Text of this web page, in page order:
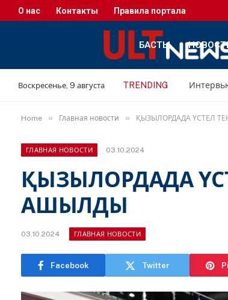
О нас Контакты Правила портала
БАСТЫ
Воскресенье, 9 августа TRENDING
Home » Главная новости » ҚЫЗЫЛОРДАДА ҮСТЕЛ
ГЛАВНАЯ НОВОСТИ 03.10.2024
ҚЫЗЫЛОРДАДА
АШЫЛДЫ
03.10.2024 ГЛАВНАЯ НОВОСТИ
Facebook Twitter